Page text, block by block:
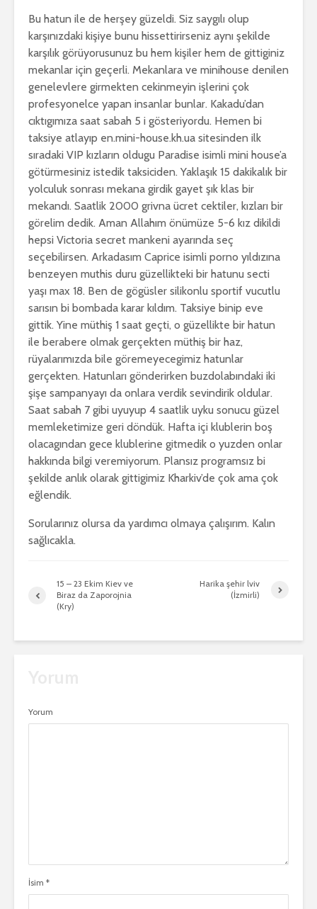
Bu hatun ile de herşey güzeldi. Siz saygılı olup
karşınızdaki kişiye bunu hissettirirseniz aynı şekilde
karşılık görüyorusunuz bu hem kişiler hem de gittiginiz
mekanlar için geçerli. Mekanlara ve minihouse denilen
genelevlere girmekten cekinmeyin işlerini çok
profesyonelce yapan insanlar bunlar. Kakadu’dan
cıktıgımıza saat sabah 5 i gösteriyordu. Hemen bi
taksiye atlayıp en.mini-house.kh.ua sitesinden ilk
sıradaki VIP kızların oldugu Paradise isimli mini house’a
götürmesiniz istedik taksiciden. Yaklaşık 15 dakikalık bir
yolculuk sonrası mekana girdik gayet şık klas bir
mekandı. Saatlik 2000 grivna ücret cektiler, kızları bir
görelim dedik. Aman Allahım önümüze 5-6 kız dikildi
hepsi Victoria secret mankeni ayarında seç
seçebilirsen. Arkadasım Caprice isimli porno yıldızına
benzeyen muthis duru güzellikteki bir hatunu secti
yaşı max 18. Ben de gögüsler silikonlu sportif vucutlu
sarısın bi bombada karar kıldım. Taksiye binip eve
gittik. Yine müthiş 1 saat geçti, o güzellikte bir hatun
ile berabere olmak gerçekten müthiş bir haz,
rüyalarımızda bile göremeyecegimiz hatunlar
gerçekten. Hatunları gönderirken buzdolabındaki iki
şişe sampanyayı da onlara verdik sevindirik oldular.
Saat sabah 7 gibi uyuyup 4 saatlik uyku sonucu güzel
memleketimize geri döndük. Hafta içi klublerin boş
olacagından gece klublerine gitmedik o yuzden onlar
hakkında bilgi veremiyorum. Plansız programsız bi
şekilde anlık olarak gittigimiz Kharkiv’de çok ama çok
eğlendik.
Sorularınız olursa da yardımcı olmaya çalışırım. Kalın
sağlıcakla.
15 – 23 Ekim Kiev ve
Biraz da Zaporojnia
(Kry)
Harika şehir lviv
(İzmirli)
Yorum
İsim *